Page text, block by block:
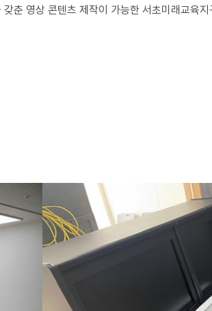
춘 영상 콘텐츠 제작이 가능한 서초미래교육